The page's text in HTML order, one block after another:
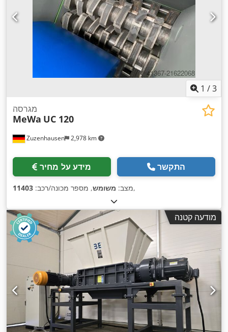
1 /3
Zuzenhausen 2,978 km
מגרסה
MeWa UC 120
מידע על מחיר התקשר
מצב: משומש, מספר מכונה/רכב: 11403 ,
מודעה קטנה